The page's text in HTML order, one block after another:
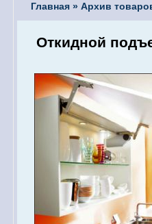
Главная » Архив
Откидной